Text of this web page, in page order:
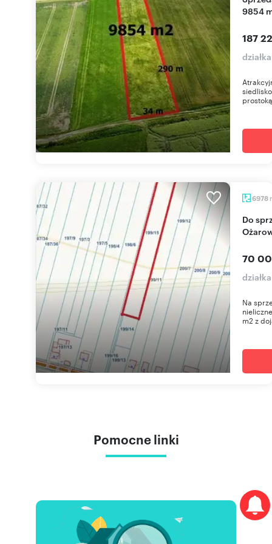
9854
187
6978
Do sprzedania działka rolna 6978 m² z mediami w
70
Na
m2 z
Pomocne linki